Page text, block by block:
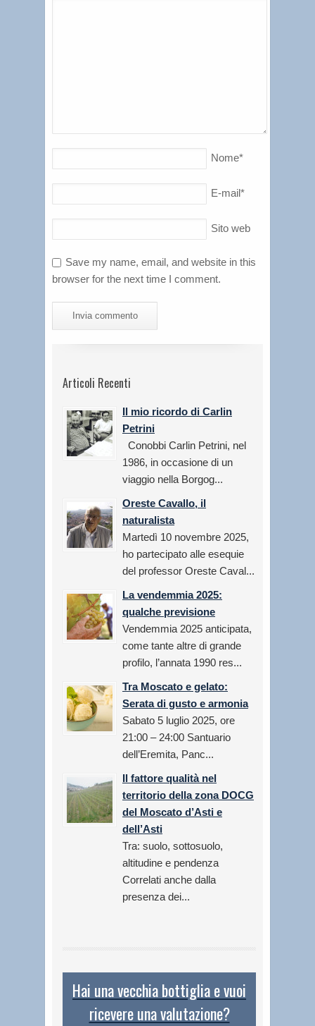
Nome*
E-mail*
Sito web
Save my name, email, and website in this
browser for the next time I comment.
Articoli Recenti
Il mio ricordo di Carlin
Petrini
Conobbi Carlin Petrini, nel
1986, in occasione di un
viaggio nella Borgog...
Oreste Cavallo, il
naturalista
Martedì 10 novembre 2025,
ho partecipato alle esequie
del professor Oreste Caval...
La vendemmia 2025:
qualche previsione
Vendemmia 2025 anticipata,
come tante altre di grande
profilo, l’annata 1990 res...
Tra Moscato e gelato:
Serata di gusto e armonia
Sabato 5 luglio 2025, ore
21:00 – 24:00 Santuario
dell’Eremita, Panc...
Il fattore qualità nel
territorio della zona DOCG
del Moscato d’Asti e
dell’Asti
Tra: suolo, sottosuolo,
altitudine e pendenza
Correlati anche dalla
presenza dei...
Hai una vecchia bottiglia e vuoi
ricevere una valutazione?